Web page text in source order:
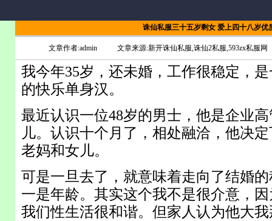
诛仙私服三十五岁剩女 爱上四十八岁优
文章作者:admin 文章来源:新开诛仙私服,诛仙2私服,593zx私服网
我今年35岁，还未婚，工作很稳定，
的快乐单身汉。
最近认识一位48岁的男士，他是企业
儿。认识十个月了，相处融洽，他决
老妈和女儿。
可是一旦去了，就意味着走向了结婚
一是年龄。其实这个我不是很介意，
我们性生活很和谐。但家人认为他大